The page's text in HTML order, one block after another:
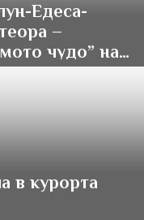
Едеса-
–
чудо” на
на света
в курорта